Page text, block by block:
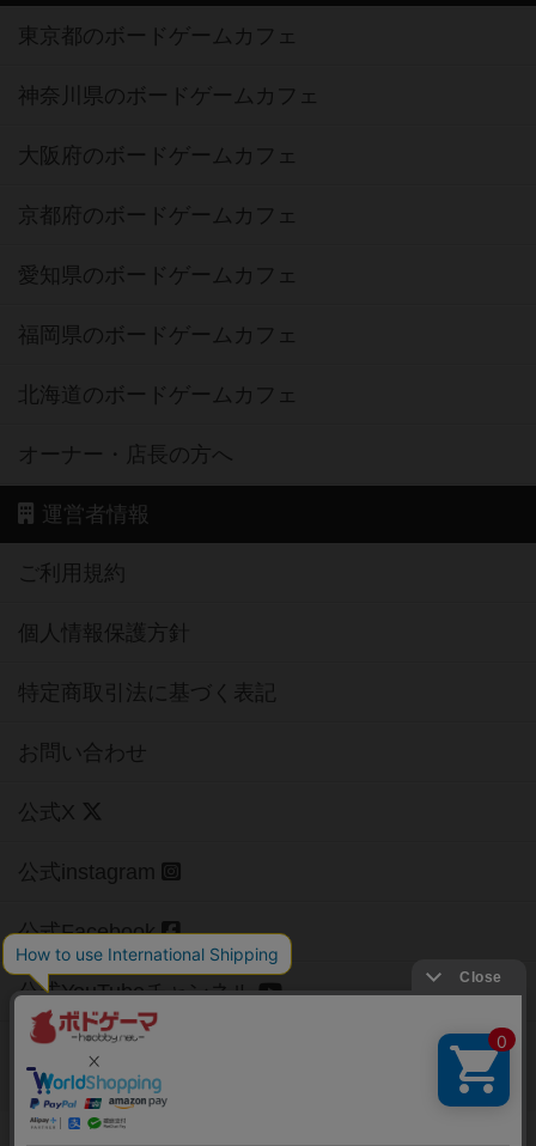
東京都のボードゲームカフェ
神奈川県のボードゲームカフェ
大阪府のボードゲームカフェ
京都府のボードゲームカフェ
愛知県のボードゲームカフェ
福岡県のボードゲームカフェ
北海道のボードゲームカフェ
オーナー・店長の方へ
運営者情報
ご利用規約
個人情報保護方針
特定商取引法に基づく表記
お問い合わせ
公式X
公式instagram
公式Facebook
公式YouTubeチャンネル